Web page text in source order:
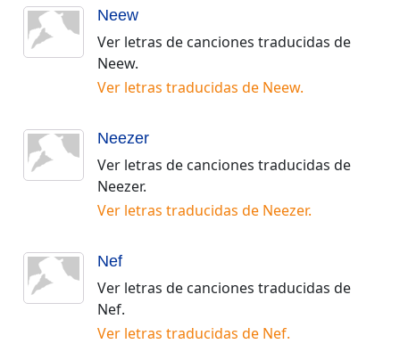
Neew
Ver letras de canciones traducidas de
Neew.
Ver letras traducidas de Neew.
Neezer
Ver letras de canciones traducidas de
Neezer.
Ver letras traducidas de Neezer.
Nef
Ver letras de canciones traducidas de
Nef.
Ver letras traducidas de Nef.